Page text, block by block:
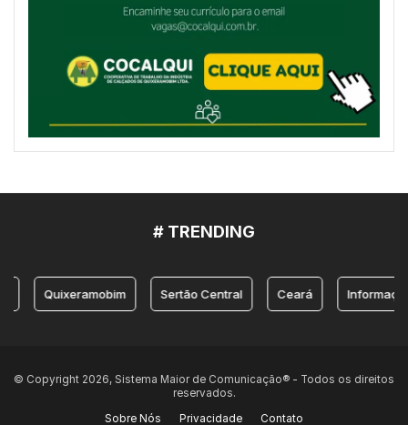
# TRENDING
Quixeramobim Sertão Central Ceará Informação
© Copyright 2026, Sistema Maior de Comunicação® - Todos os direitos
reservados.
Sobre Nós
Privacidade Contato